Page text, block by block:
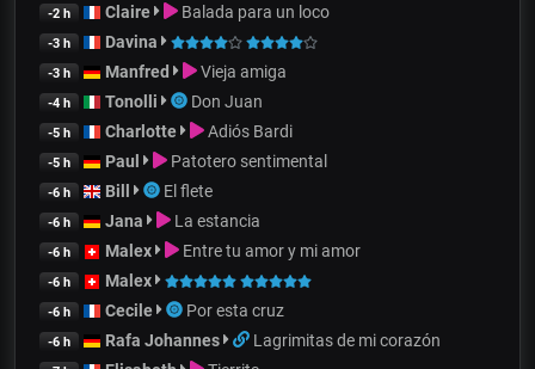
-2 h Claire Balada para un loco
-3 h Davina
-3 h Manfred Vieja amiga
-4 h Tonolli Don Juan
-5 h Charlotte Adiós Bardi
-5 h Paul Patotero sentimental
-6 h Bill El flete
-6 h Jana La estancia
-6 h Malex Entre tu amor y mi amor
-6 h Malex
-6 h Cecile Por esta cruz
-6 h Rafa Johannes Lagrimitas de mi corazón